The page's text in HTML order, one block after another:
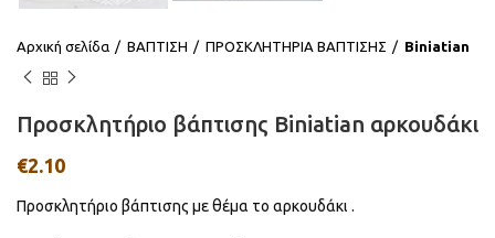
Αρχική σελίδα ΒΑΠΤΙΣΗ ΠΡΟΣΚΛΗΤΗΡΙΑ ΒΑΠΤΙΣΗΣ Βiniatian
Προσκλητήριο βάπτισης Biniatian αρκουδάκι
€2.10
Προσκλητήριο βάπτισης με θέμα το αρκουδάκι .